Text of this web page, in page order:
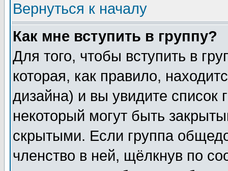
Вернуться к началу
Как мне вступить в группу?
Для того, чтобы вступить в
которая, как правило,
дизайна) и вы увидите список
некоторый могут быть
скрытыми. Если группа
членство в ней, щёлкнув по